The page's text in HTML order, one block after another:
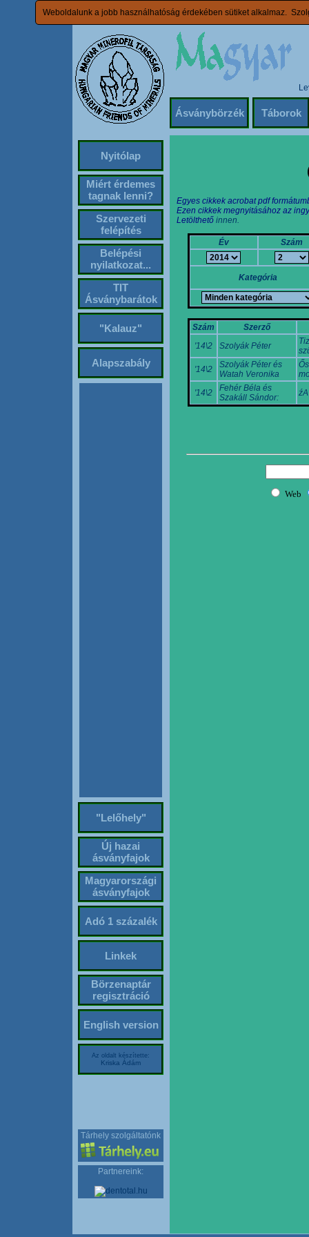
Weboldalunk a jobb használhatóság érdekében sütiket alkalmaz.
Ásványbörzék Táborok
Nyitólap
Miért érdemes
tagnak lenni?
Szervezeti
felépítés
Belépési
nyilatkozat...
TIT
Ásványbarátok
"Kalauz"
Alapszabály
"Lelőhely"
Új hazai
ásványfajok
Magyarországi
ásványfajok
Adó 1 százalék
Linkek
Börzenaptár
regisztráció
English version
Az oldalt készítette:
Kriska Ádám
Tárhely szolgáltatónk
Partnereink:
Egyes cikkek acrobat pdf
Ezen cikkek megnyitásához az
Letölthető innen.
Év Szám
Kategória
Szám
Szerző
'14\2
Szolyák Péter
'14\2
Szolyák Péter és
Watah Veronika
'14\2
Fehér Béla és
Szakáll Sándor: